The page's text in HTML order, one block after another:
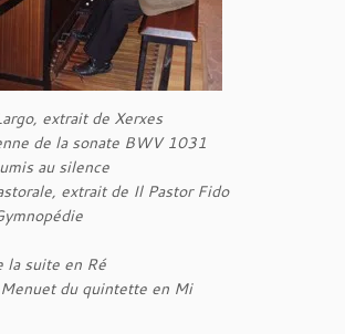
extrait de Xerxes
de la sonate BWV 1031
au silence
extrait de Il Pastor Fido
la suite en Ré
Menuet du quintette en Mi